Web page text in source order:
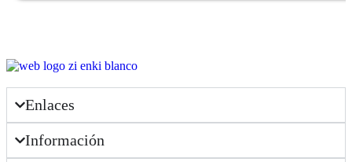
Enlaces
Información